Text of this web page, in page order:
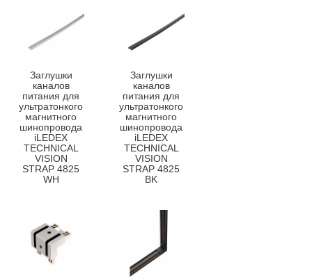
Заглушки
каналов
питания для
ультратонкого
магнитного
шинопровода
iLEDEX
TECHNICAL
VISION
STRAP 4825
WH
Заглушки
каналов
питания для
ультратонкого
магнитного
шинопровода
iLEDEX
TECHNICAL
VISION
STRAP 4825
BK